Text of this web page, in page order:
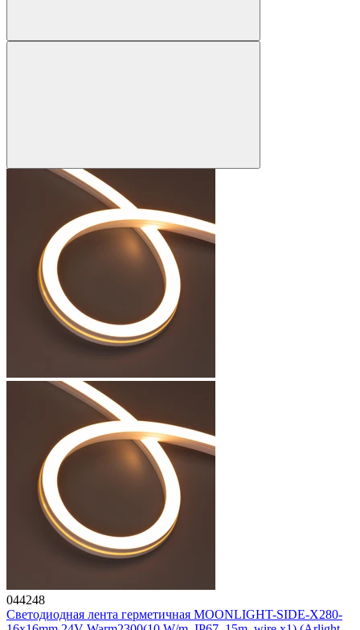
044248
Светодиодная лента герметичная MOONLIGHT-SIDE-X280-